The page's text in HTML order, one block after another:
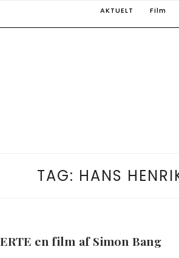
AKTUELT Film
TAG: HANS
en film af Simon Bang